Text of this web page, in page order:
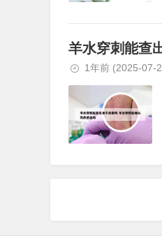
羊水穿刺能查
1年前 (2025-07-